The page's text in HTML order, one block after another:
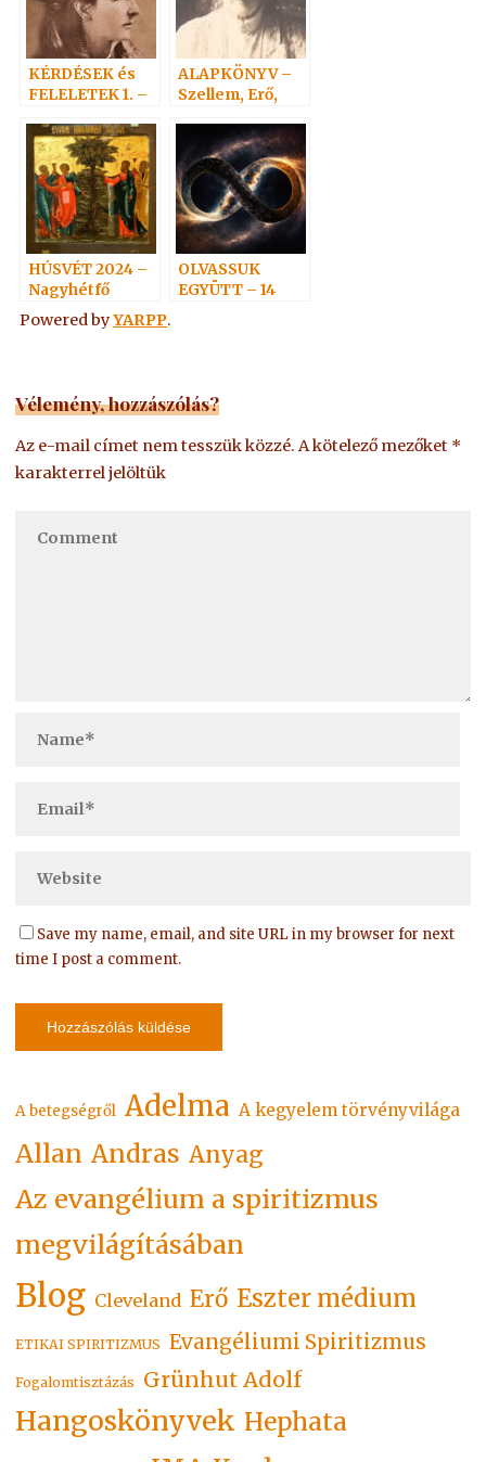
KÉRDÉSEK és
FELELETEK 1. –
professzor
ALAPKÖNYV –
Szellem, Erő,
HÚSVÉT 2024 –
Nagyhétfő
OLVASSUK
EGYÜTT – 14
Powered byYARPP.
Vélemény, hozzászólás?
Az e-mail címet nem tesszük közzé. A kötelező mezőket *
karakterrel jelöltük
Save my name, email, and site URL in my browser for next
time I post a comment.
A betegségről Adelma A kegyelem törvényvilága
Allan Andras Anyag
Az evangélium a spiritizmus
megvilágításában
Blog Cleveland Erő Eszter médium
ETIKAI SPIRITIZMUS Evangéliumi Spiritizmus
Fogalomtisztázás Grünhut Adolf
Hangoskönyvek Hephata